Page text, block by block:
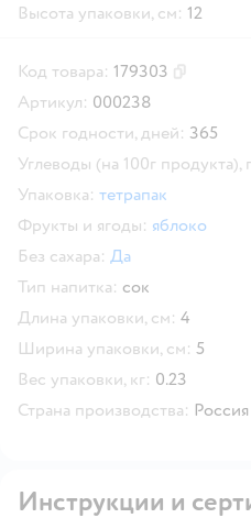
Высота упаковки, см: 12
Код товара: 179303
Артикул: 000238
Срок годности, дней: 365
Углеводы (на 100г продукта),
Упаковка: тетрапак
Фрукты и ягоды: яблоко
Без сахара: Да
Тип напитка: сок
Длина упаковки, см: 4
Ширина упаковки, см: 5
Вес упаковки, кг: 0.23
Страна производства: Россия
Инструкции и